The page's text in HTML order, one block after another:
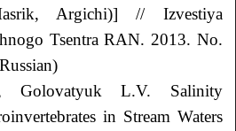
Argichi)] // Izvestiya
Tsentra RАN. 2013. No.
Golovatyuk L.V. Salinity
in Stream Waters